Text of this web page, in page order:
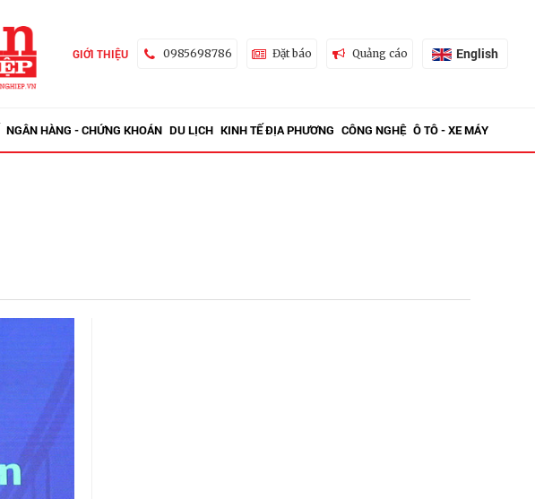
GIỚI THIỆU 0985698786 Đặt báo Quảng cáo English
NGÂN HÀNG - CHỨNG KHOÁN DU LỊCH KINH TẾ ĐỊA PHƯƠNG CÔNG NGHỆ Ô TÔ - XE MÁY